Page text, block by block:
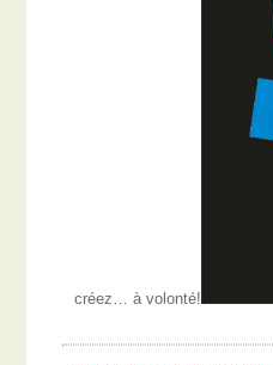
créez… à volonté!